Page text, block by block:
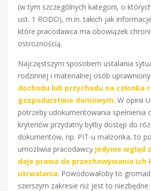
(w tym szczególnych kategorii, o
ust. 1 RODO), m.in. takich jak
które pracodawca ma obowiązek
ostrożnością.
Najczęstszym sposobem ustalania
rodzinnej i materialnej osób
dochodu lub przychodu na członka
gospodarstwie domowym. W opinii
potrzeby udokumentowania spełnienia
kryteriów przydatny byłby dostęp do
dokumentów, np. PIT-u małżonka, to
umożliwia pracodawcy jedynie wgląd
daje prawa do przechowywania ich
utrwalania. Powodowałoby to
szerszym zakresie niż jest to niezbędne